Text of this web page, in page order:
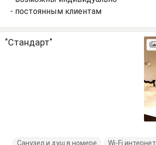
- постоянным клиентам
"Стандарт"
Санузел и душ в номере
Wi-Fi интернет